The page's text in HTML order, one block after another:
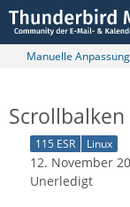
Manuelle
115 ESR Linux
12. November
Unerledigt